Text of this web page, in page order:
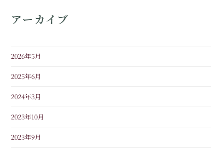
アーカイブ
2026年5月
2025年6月
2024年3月
2023年10月
2023年9月